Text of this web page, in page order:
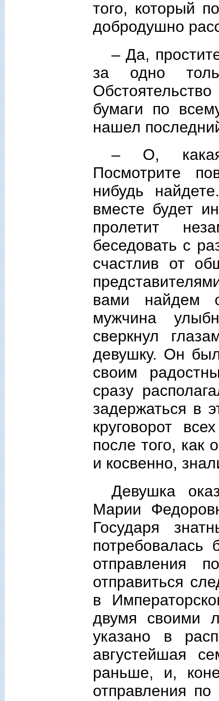
того, который
добродушно
– Да,
за одно
бумаги по
нашел
– О, какая
Посмотрите
нибудь
вместе будет
пролетит
беседовать с
счастлив от
вами найдем
мужчина
сверкнул
девушку. Он
своим
сразу
задержаться в
круговорот
после того, как
и косвенно,
Девушка
Марии
Государя
потребовалась
отправления
отправиться
в
двумя своими
указано в
августейшая
раньше, и,
отправления